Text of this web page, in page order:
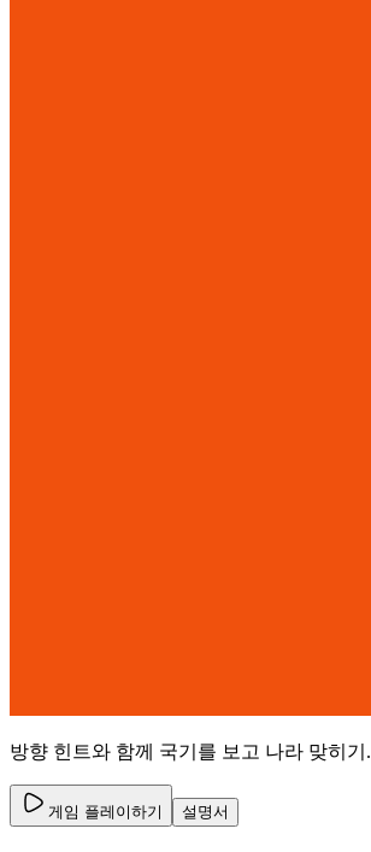
방향 힌트와 함께 국기를 보고 나라 맞히기.
게임 플레이하기 설명서